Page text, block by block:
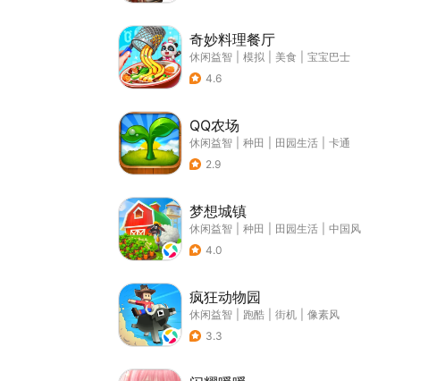
奇妙料理餐厅
休闲益智 模拟 美食
宝宝巴士
4.6
QQ农场
休闲益智 种田 田园生活
卡通
2.9
梦想城镇
休闲益智 种田 田园生活
中国风
4.0
疯狂动物园
休闲益智 跑酷 街机
像素风
3.3